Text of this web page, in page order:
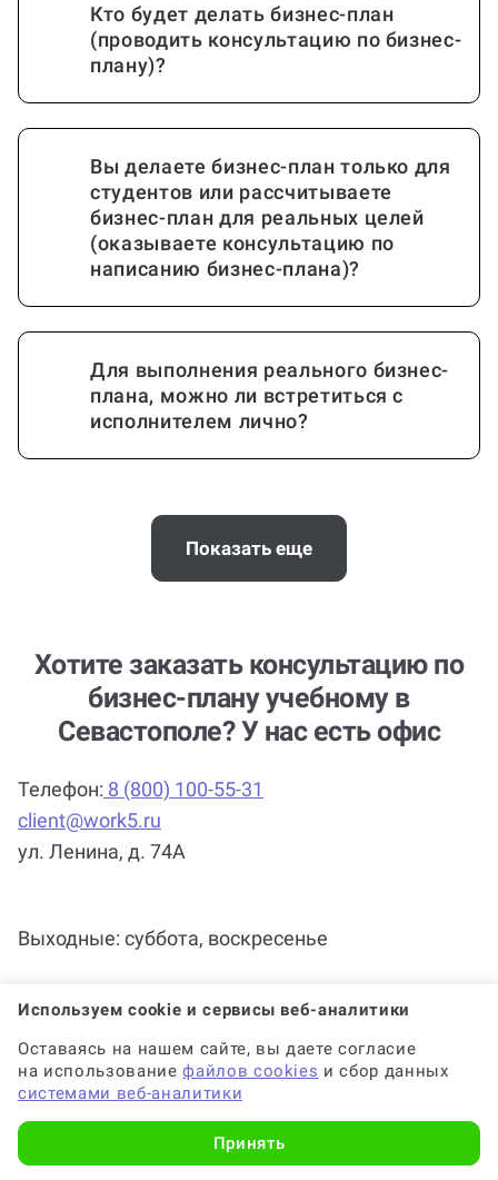
Кто будет делать бизнес-план
(проводить консультацию по бизнес-
плану)?
Вы делаете бизнес-план только для
студентов или рассчитываете
бизнес-план для реальных целей
(оказываете консультацию по
написанию бизнес-плана)?
Для выполнения реального бизнес-
плана, можно ли встретиться с
исполнителем лично?
Почему выгодно заказать
консультацию по бизнес-плану на
Work5?
Когда и как нужно оплачивать
заказ?
Показать еще
Хотите заказать консультацию по
бизнес-плану учебному в
Севастополе? У нас есть офис
Телефон: 8 (800) 100-55-31
client@work5.ru
ул. Ленина, д. 74А
Выходные: суббота, воскресенье
Используем cookie и сервисы веб-аналитики
Оставаясь на нашем сайте, вы даете согласие
на использованиефайлов cookies и сбор данных
системами веб-аналитики
Принять